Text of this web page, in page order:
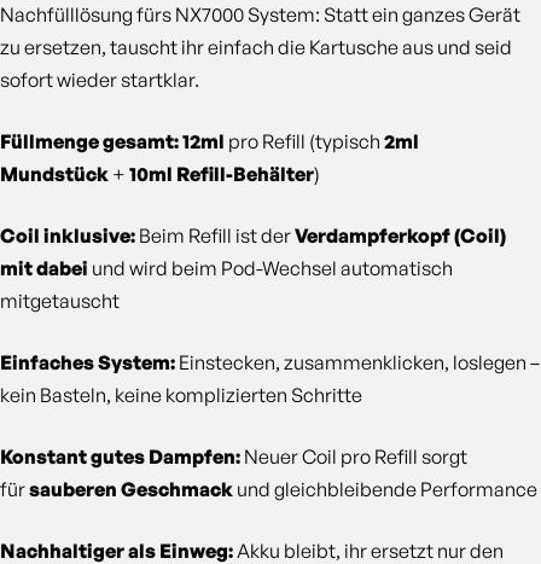
Nachfülllösung fürs NX7000 System: Statt ein ganzes Gerät
zu ersetzen, tauscht ihr einfach die Kartusche aus und seid
sofort wieder startklar.
Füllmenge gesamt: 12ml pro Refill (typisch 2ml
Mundstück + 10ml Refill-Behälter)
Coil inklusive: Beim Refill ist derVerdampferkopf (Coil)
mit dabei und wird beim Pod-Wechsel automatisch
mitgetauscht
Einfaches System: Einstecken, zusammenklicken, loslegen –
kein Basteln, keine komplizierten Schritte
Konstant gutes Dampfen: Neuer Coil pro Refill sorgt
fürsauberen Geschmack und gleichbleibende Performance
Nachhaltiger als Einweg: Akku bleibt, ihr ersetzt nur den